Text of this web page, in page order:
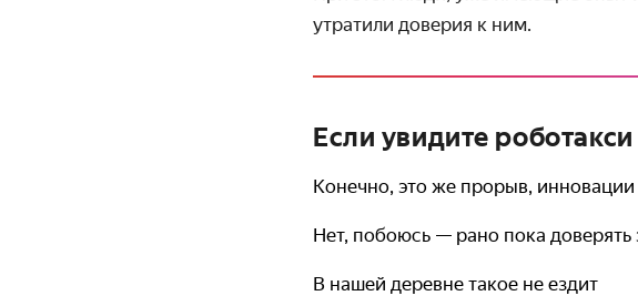
утратили доверия к ним.
Если увидите
Конечно, это же прорыв, инновации
Нет, побоюсь — рано пока доверять
В нашей деревне такое не ездит